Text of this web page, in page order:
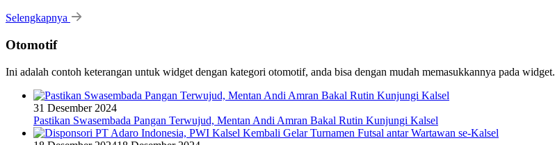
Selengkapnya
Otomotif
Ini adalah contoh keterangan untuk widget dengan kategori otomotif, anda bisa dengan mudah memasukkannya pada widget.
31 Desember 2024
Pastikan Swasembada Pangan Terwujud, Mentan Andi Amran Bakal Rutin Kunjungi Kalsel